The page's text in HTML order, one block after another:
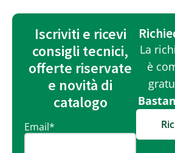
Iscriviti e ricevi
consigli tecnici,
offerte riservate
e novità di
catalogo
Email*
La
è